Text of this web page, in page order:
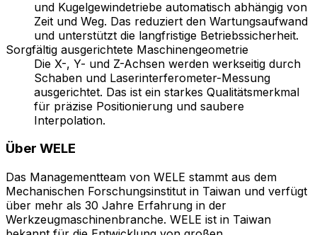
und Kugelgewindetriebe automatisch abhängig von
Zeit und Weg. Das reduziert den Wartungsaufwand
und unterstützt die langfristige Betriebssicherheit.
Sorgfältig ausgerichtete Maschinengeometrie
Die X-, Y- und Z-Achsen werden werkseitig durch
Schaben und Laserinterferometer-Messung
ausgerichtet. Das ist ein starkes Qualitätsmerkmal
für präzise Positionierung und saubere
Interpolation.
Über WELE
Das Managementteam von WELE stammt aus dem
Mechanischen Forschungsinstitut in Taiwan und verfügt
über mehr als 30 Jahre Erfahrung in der
Werkzeugmaschinenbranche. WELE ist in Taiwan